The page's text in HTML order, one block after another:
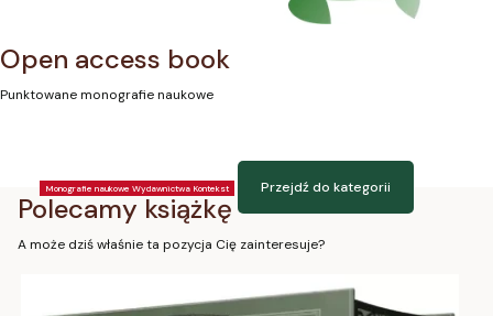
Open access book
Punktowane monografie naukowe
Monografie naukowe Wydawnictwa Kontekst Przejdź do kategorii
Polecamy książkę
A może dziś właśnie ta pozycja Cię zainteresuje?